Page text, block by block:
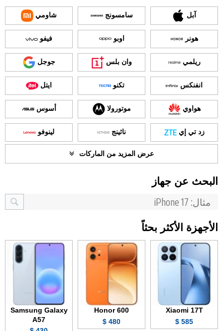
آبل سامسونج شاومي
هونر اوبو فيفو
ريلمي وان بلس جوجل
انفنكس تكنو ايتل
هواوي موتورولا أسوس
زد تي إي ناثينج لينوفو
عرض المزيد من الماركات
البحث عن جهاز
الأجهزة الأكثر بحثاً
Xiaomi 17T
585 $
Honor 600
480 $
Samsung Galaxy
A57